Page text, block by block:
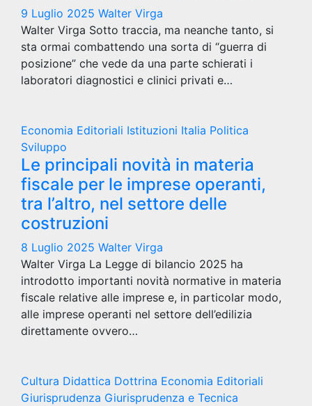
9 Luglio 2025 Walter Virga
Walter Virga Sotto traccia, ma neanche tanto, si
sta ormai combattendo una sorta di “guerra di
posizione” che vede da una parte schierati i
laboratori diagnostici e clinici privati e…
Economia Editoriali Istituzioni Italia Politica
Sviluppo
Le principali novità in materia
fiscale per le imprese operanti,
tra l’altro, nel settore delle
costruzioni
8 Luglio 2025 Walter Virga
Walter Virga La Legge di bilancio 2025 ha
introdotto importanti novità normative in materia
fiscale relative alle imprese e, in particolar modo,
alle imprese operanti nel settore dell’edilizia
direttamente ovvero…
Cultura Didattica Dottrina Economia Editoriali
Giurisprudenza Giurisprudenza e Tecnica